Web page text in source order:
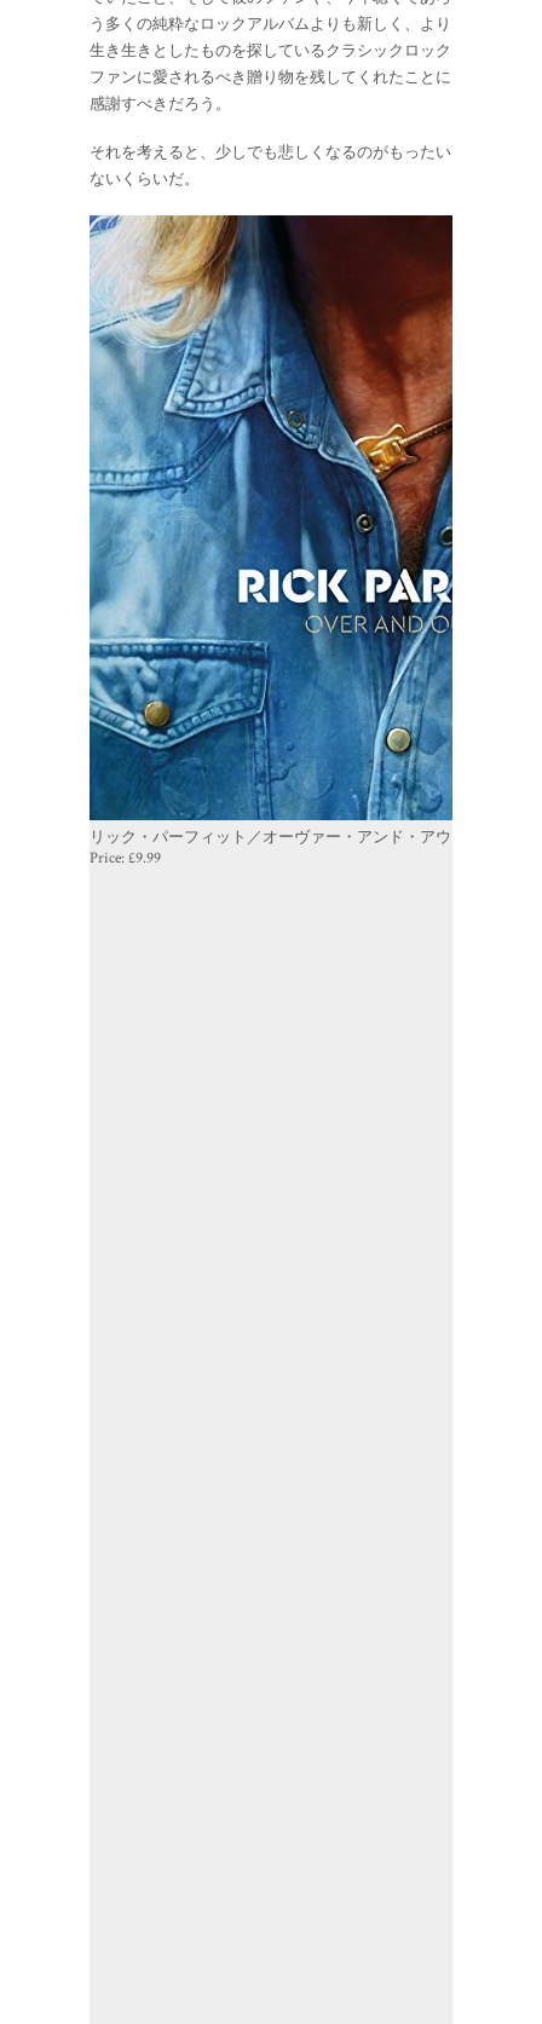
う多くの純粋なロックアルバムよりも新しく、より
生き生きとしたものを探しているクラシックロック
ファンに愛されるべき贈り物を残してくれたことに
感謝すべきだろう。
それを考えると、少しでも悲しくなるのがもったい
ないくらいだ。
リック・パーフィット／オーヴァー・アンド・アウト
Price: £9.99